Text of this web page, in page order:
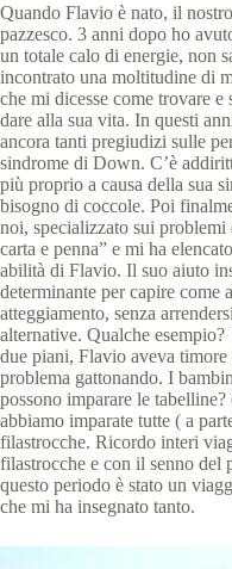
Quando Flavio è nato, il
pazzesco. 3 anni dopo ho
un totale calo di energie, non
incontrato una moltitudine di
che mi dicesse come trovare
dare alla sua vita. In questi
ancora tanti pregiudizi sulle
sindrome di Down. C’è
più proprio a causa della sua
bisogno di coccole. Poi
noi, specializzato sui
carta e penna” e mi ha
abilità di Flavio. Il suo aiuto
determinante per capire
atteggiamento, senza
alternative. Qualche
due piani, Flavio aveva
problema gattonando. I
possono imparare le
abbiamo imparate tutte ( a
filastrocche. Ricordo interi
filastrocche e con il senno del
questo periodo è stato un
che mi ha insegnato tanto.